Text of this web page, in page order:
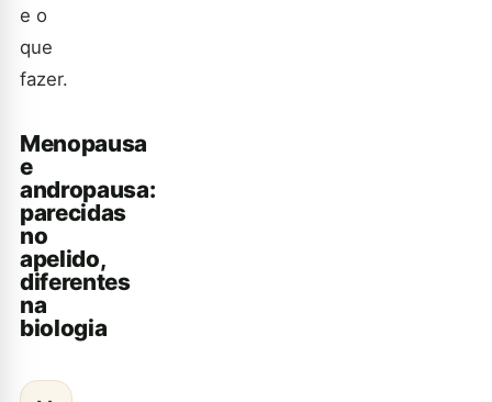
e o
que
fazer.
Menopausa
e
andropausa:
parecidas
no
apelido,
diferentes
na
biologia